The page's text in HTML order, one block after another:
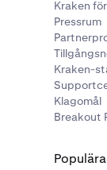
Kraken
Pressrum
Kraken-
Klagomål
Breakout